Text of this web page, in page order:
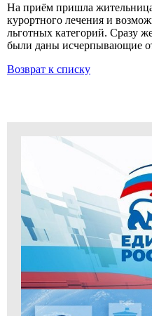
На приём пришла
курортного лечения и
льготных категорий. Сразу
были даны исчерпывающие
Возврат к списку